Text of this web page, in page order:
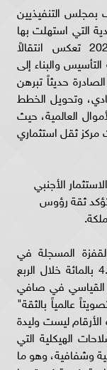
بمجلس التنفيذيين
التي استهلت بها
المملكة العربية السعودية مطلع عام 2026 تعكس انتقالاً
2030" من مرحلة التأسيس والبناء إلى
حديثاً تبرهن
وتحويل الخطط
العالمية، حيث
ثقل استثماري
الأجنبي
تؤكد ثقة رؤوس
المسجلة في
تدفقات الاستثمار الأجنبي المباشر بنسبة 4.4 بالمائة خلال الربع
القياسي في صافي
تمثل "تصويتاً عالمياً بالثقة"
ليست وليدة
الهيكلية التي
وشفافية، وهو ما